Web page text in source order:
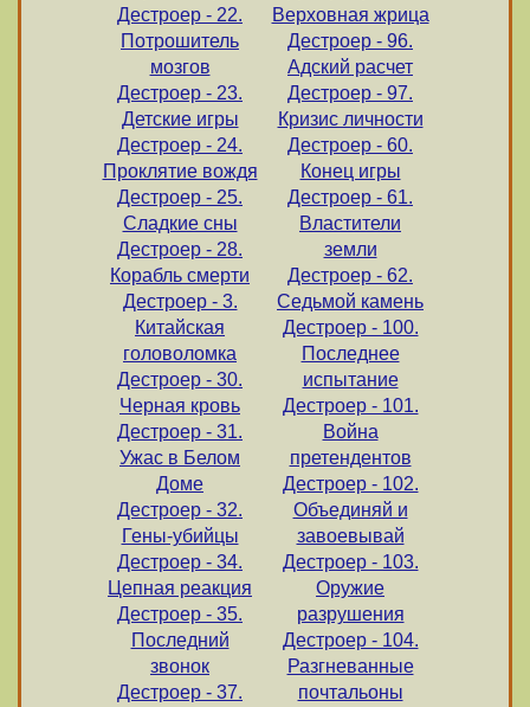
Дестроер - 22.
Потрошитель
мозгов
Дестроер - 23.
Детские игры
Дестроер - 24.
Проклятие вождя
Дестроер - 25.
Сладкие сны
Дестроер - 28.
Корабль смерти
Дестроер - 3.
Китайская
головоломка
Дестроер - 30.
Черная кровь
Дестроер - 31.
Ужас в Белом
Доме
Дестроер - 32.
Гены-убийцы
Дестроер - 34.
Цепная реакция
Дестроер - 35.
Последний
звонок
Дестроер - 37.
Верховная жрица
Дестроер - 96.
Адский расчет
Дестроер - 97.
Кризис личности
Дестроер - 60.
Конец игры
Дестроер - 61.
Властители
земли
Дестроер - 62.
Седьмой камень
Дестроер - 100.
Последнее
испытание
Дестроер - 101.
Война
претендентов
Дестроер - 102.
Объединяй и
завоевывай
Дестроер - 103.
Оружие
разрушения
Дестроер - 104.
Разгневанные
почтальоны